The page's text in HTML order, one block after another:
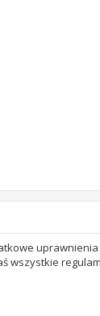
wszystkie